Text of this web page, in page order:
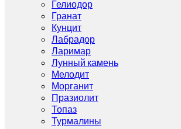
Гелиодор
Гранат
Кунцит
Лабрадор
Ларимар
Лунный камень
Мелодит
Морганит
Празиолит
Топаз
Турмалины